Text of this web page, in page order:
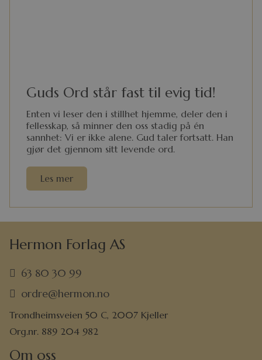
Guds Ord står fast til evig tid!
Enten vi leser den i stillhet hjemme, deler den i
fellesskap, så minner den oss stadig på én
sannhet: Vi er ikke alene. Gud taler fortsatt. Han
gjør det gjennom sitt levende ord.
Les mer
Hermon Forlag AS
63 80 30 99
ordre@hermon.no
Trondheimsveien 50 C, 2007 Kjeller
Org.nr. 889 204 982
Om oss